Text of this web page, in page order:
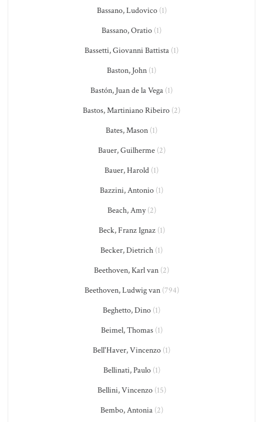
Bassano, Ludovico(1)
Bassano, Oratio (1)
Bassetti, Giovanni Battista (1)
Baston, John (1)
Bastón, Juan de la Vega (1)
Bastos, Martiniano Ribeiro (2)
Bates, Mason (1)
Bauer, Guilherme(2)
Bauer, Harold (1)
Bazzini, Antonio (1)
Beach, Amy(2)
Beck, Franz Ignaz(1)
Becker, Dietrich (1)
Beethoven, Karl van (2)
Beethoven, Ludwig van(794)
Beghetto, Dino (1)
Beimel, Thomas(1)
Bell'Haver, Vincenzo (1)
Bellinati, Paulo(1)
Bellini, Vincenzo(15)
Bembo, Antonia(2)